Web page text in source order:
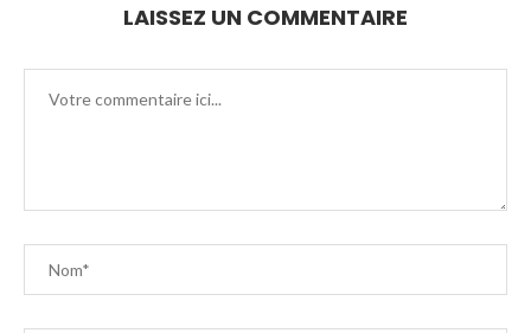
LAISSEZ UN COMMENTAIRE